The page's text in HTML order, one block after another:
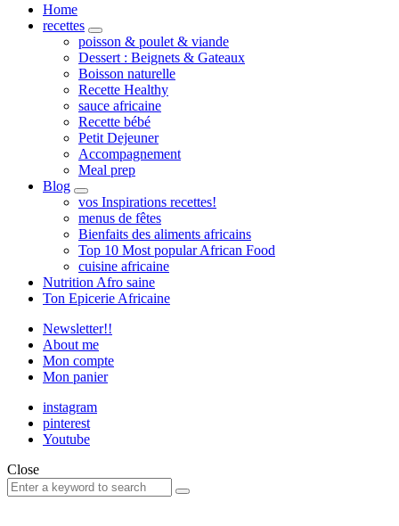
Home
recettes
expand
child
menu
poisson & poulet & viande
Dessert : Beignets & Gateaux
Boisson naturelle
Recette Healthy
sauce africaine
Recette bébé
Petit Dejeuner
Accompagnement
Meal prep
Blog
expand
child
menu
vos Inspirations recettes!
menus de fêtes
Bienfaits des aliments africains
Top 10 Most popular African Food
cuisine africaine
Nutrition Afro saine
Ton Epicerie Africaine
Newsletter!!
About me
Mon compte
Mon panier
instagram
pinterest
Youtube
Close
Search
for:
Search